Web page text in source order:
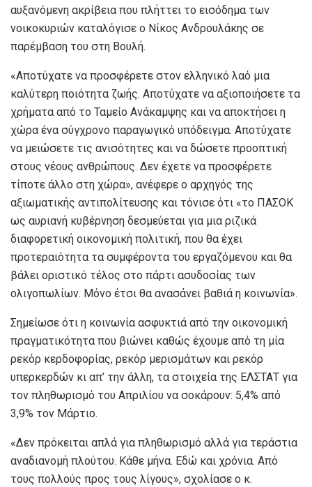
αυξανόμενη ακρίβεια που πλήττει το εισόδημα των
νοικοκυριών καταλόγισε ο Νίκος Ανδρουλάκης σε
παρέμβαση του στη Βουλή.
«Αποτύχατε να προσφέρετε στον ελληνικό λαό μια
καλύτερη ποιότητα ζωής. Αποτύχατε να αξιοποιήσετε τα
χρήματα από το Ταμείο Ανάκαμψης και να αποκτήσει η
χώρα ένα σύγχρονο παραγωγικό υπόδειγμα. Αποτύχατε
να μειώσετε τις ανισότητες και να δώσετε προοπτική
στους νέους ανθρώπους. Δεν έχετε να προσφέρετε
τίποτε άλλο στη χώρα», ανέφερε ο αρχηγός της
αξιωματικής αντιπολίτευσης και τόνισε ότι «το ΠΑΣΟΚ
ως αυριανή κυβέρνηση δεσμεύεται για μια ριζικά
διαφορετική οικονομική πολιτική, που θα έχει
προτεραιότητα τα συμφέροντα του εργαζόμενου και θα
βάλει οριστικό τέλος στο πάρτι ασυδοσίας των
ολιγοπωλίων. Μόνο έτσι θα ανασάνει βαθιά η κοινωνία».
Σημείωσε ότι η κοινωνία ασφυκτιά από την οικονομική
πραγματικότητα που βιώνει καθώς έχουμε από τη μία
ρεκόρ κερδοφορίας, ρεκόρ μερισμάτων και ρεκόρ
υπερκερδών κι απ’ την άλλη, τα στοιχεία της ΕΛΣΤΑΤ για
τον πληθωρισμό του Απριλίου να σοκάρουν: 5,4% από
3,9% τον Μάρτιο.
«Δεν πρόκειται απλά για πληθωρισμό αλλά για τεράστια
αναδιανομή πλούτου. Κάθε μήνα. Εδώ και χρόνια. Από
τους πολλούς προς τους λίγους», σχολίασε ο κ.